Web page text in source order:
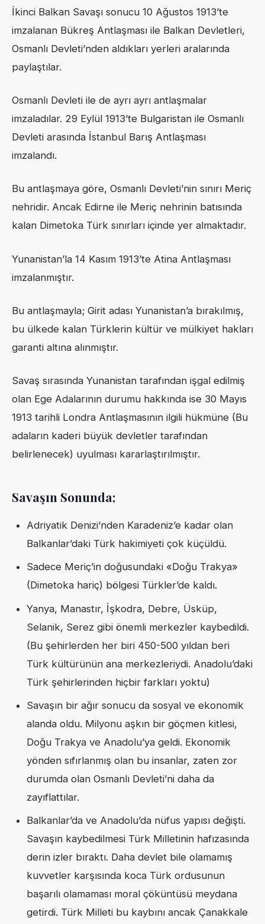
İkinci Balkan Savaşı sonucu 10 Ağustos 1913’te
imzalanan Bükreş Antlaşması ile Balkan Devletleri,
Osmanlı Devleti’nden aldıkları yerleri aralarında
paylaştılar.
Osmanlı Devleti ile de ayrı ayrı antlaşmalar
imzaladılar. 29 Eylül 1913’te Bulgaristan ile Osmanlı
Devleti arasında İstanbul Barış Antlaşması
imzalandı.
Bu antlaşmaya göre, Osmanlı Devleti’nin sınırı Meriç
nehridir. Ancak Edirne ile Meriç nehrinin batısında
kalan Dimetoka Türk sınırları içinde yer almaktadır.
Yunanistan’la 14 Kasım 1913’te Atina Antlaşması
imzalanmıştır.
Bu antlaşmayla; Girit adası Yunanistan’a bırakılmış,
bu ülkede kalan Türklerin kültür ve mülkiyet hakları
garanti altına alınmıştır.
Savaş sırasında Yunanistan tarafından işgal edilmiş
olan Ege Adalarının durumu hakkında ise 30 Mayıs
1913 tarihli Londra Antlaşmasının ilgili hükmüne (Bu
adaların kaderi büyük devletler tarafından
belirlenecek) uyulması kararlaştırılmıştır.
Savaşın Sonunda;
Adriyatik Denizi’nden Karadeniz’e kadar olan
Balkanlar’daki Türk hakimiyeti çok küçüldü.
Sadece Meriç’in doğusundaki «Doğu Trakya»
(Dimetoka hariç) bölgesi Türkler’de kaldı.
Yanya, Manastır, İşkodra, Debre, Üsküp,
Selanik, Serez gibi önemli merkezler kaybedildi.
(Bu şehirlerden her biri 450-500 yıldan beri
Türk kültürünün ana merkezleriydi. Anadolu’daki
Türk şehirlerinden hiçbir farkları yoktu)
Savaşın bir ağır sonucu da sosyal ve ekonomik
alanda oldu. Milyonu aşkın bir göçmen kitlesi,
Doğu Trakya ve Anadolu’ya geldi. Ekonomik
yönden sıfırlanmış olan bu insanlar, zaten zor
durumda olan Osmanlı Devleti’ni daha da
zayıflattılar.
Balkanlar’da ve Anadolu’da nüfus yapısı değişti.
Savaşın kaybedilmesi Türk Milletinin hafızasında
derin izler bıraktı. Daha devlet bile olamamış
kuvvetler karşısında koca Türk ordusunun
başarılı olamaması moral çöküntüsü meydana
getirdi. Türk Milleti bu kaybını ancak Çanakkale